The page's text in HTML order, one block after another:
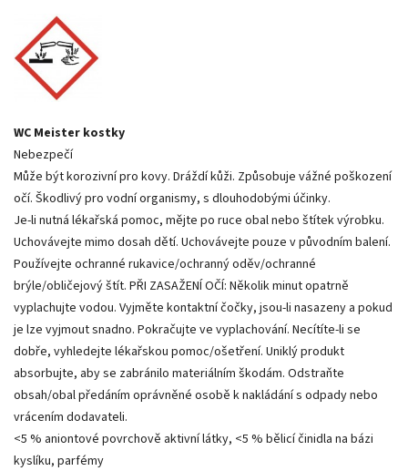
WC Meister kostky
Nebezpečí
Může být korozivní pro kovy. Dráždí kůži. Způsobuje vážné poškození
očí. Škodlivý pro vodní organismy, s dlouhodobými účinky.
Je-li nutná lékařská pomoc, mějte po ruce obal nebo štítek výrobku.
Uchovávejte mimo dosah dětí. Uchovávejte pouze v původním balení.
Používejte ochranné rukavice/ochranný oděv/ochranné
brýle/obličejový štít. PŘI ZASAŽENÍ OČÍ: Několik minut opatrně
vyplachujte vodou. Vyjměte kontaktní čočky, jsou-li nasazeny a pokud
je lze vyjmout snadno. Pokračujte ve vyplachování. Necítíte-li se
dobře, vyhledejte lékařskou pomoc/ošetření. Uniklý produkt
absorbujte, aby se zabránilo materiálním škodám. Odstraňte
obsah/obal předáním oprávněné osobě k nakládání s odpady nebo
vrácením dodavateli.
<5 % aniontové povrchově aktivní látky, <5 % bělicí činidla na bázi
kyslíku, parfémy